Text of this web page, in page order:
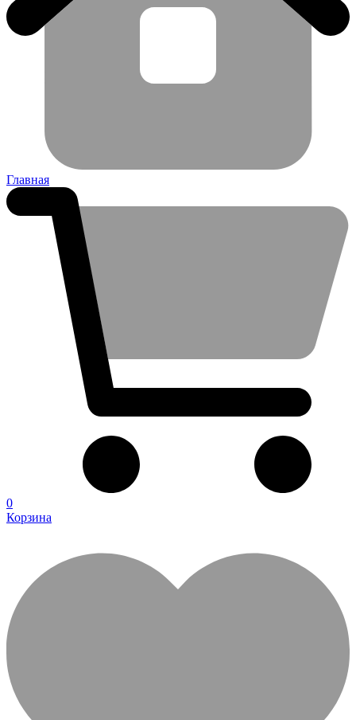
Главная
0
Корзина